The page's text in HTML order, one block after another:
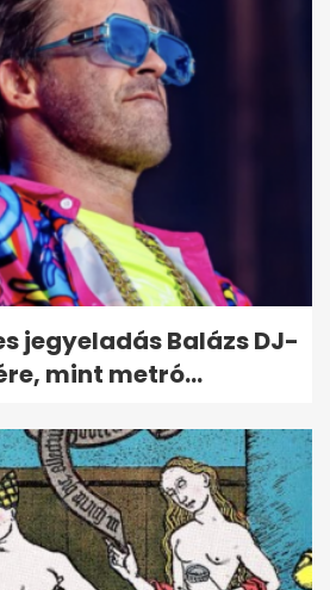
jegyeladás Balázs DJ-
mint metró...